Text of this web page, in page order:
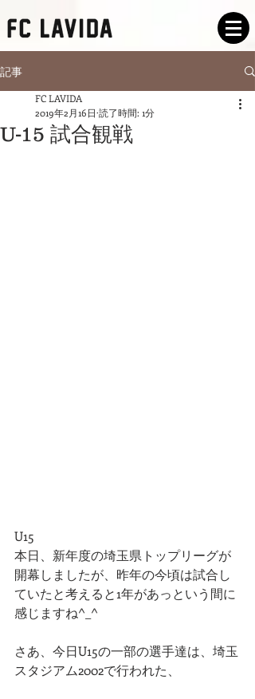
記事
U-15 試合観戦
FC LAVIDA
2019年2月16日 読了時間: 1分
U15
本日、新年度の埼玉県トップリーグが
開幕しましたが、昨年の今頃は試合し
ていたと考えると1年があっという間に
感じますね^_^
さあ、今日U15の一部の選手達は、埼玉
スタジアム2002で行われた、